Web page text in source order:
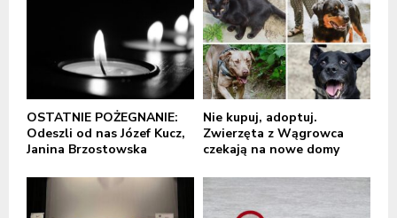
OSTATNIE POŻEGNANIE:
Odeszli od nas Józef Kucz,
Janina Brzostowska
Nie kupuj, adoptuj.
Zwierzęta z Wągrowca
czekają na nowe domy